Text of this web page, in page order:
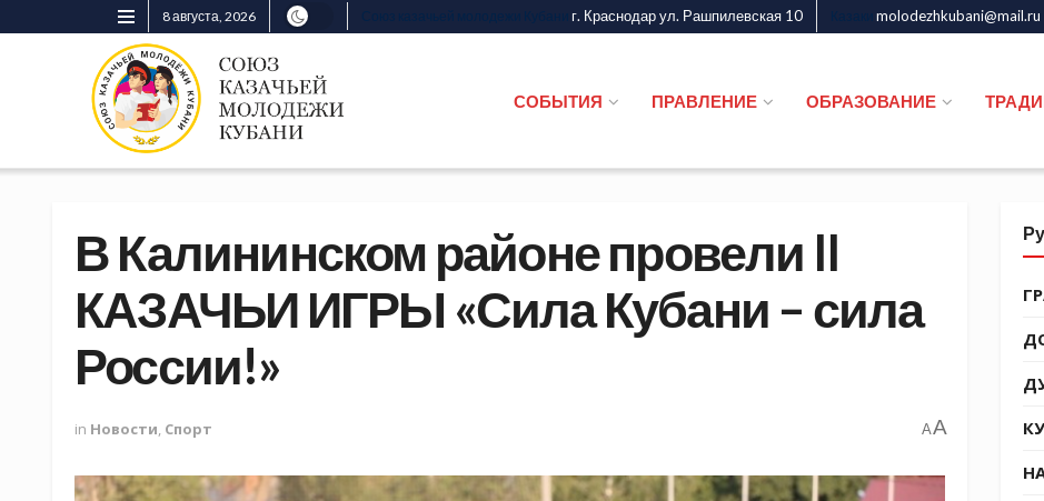
8 августа, 2026 г. Краснодар ул. Рашпилевская 10 molodezhkubani@mail.ru
СОБЫТИЯ ПРАВЛЕНИЕ ОБРАЗОВАНИЕ
В Калининском районе провели II
КАЗАЧЬИ ИГРЫ «Сила Кубани – сила
России!»
in Новости Спорт AA